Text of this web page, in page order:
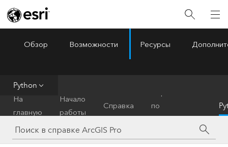
ArcGIS Pro
Обзор Возможности Ресурсы
Python
На
главную
Начало
работы
Справка
по
инструментам